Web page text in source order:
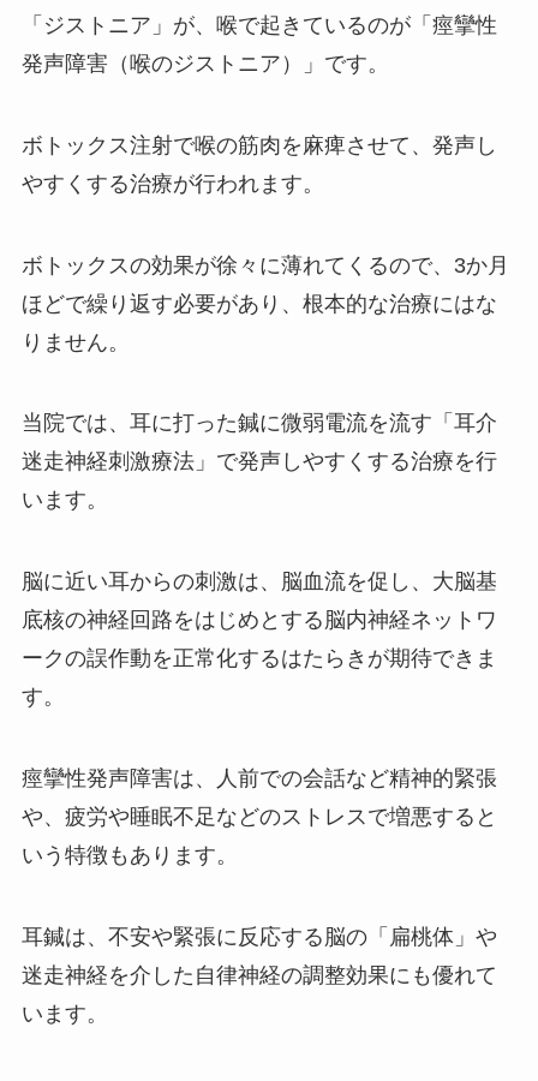
「ジストニア」が、喉で起きているのが「痙攣性
発声障害（喉のジストニア）」です。
ボトックス注射で喉の筋肉を麻痺させて、発声し
やすくする治療が行われます。
ボトックスの効果が徐々に薄れてくるので、3か月
ほどで繰り返す必要があり、根本的な治療にはな
りません。
当院では、耳に打った鍼に微弱電流を流す「耳介
迷走神経刺激療法」で発声しやすくする治療を行
います。
脳に近い耳からの刺激は、脳血流を促し、大脳基
底核の神経回路をはじめとする脳内神経ネットワ
ークの誤作動を正常化するはたらきが期待できま
す。
痙攣性発声障害は、人前での会話など精神的緊張
や、疲労や睡眠不足などのストレスで増悪すると
いう特徴もあります。
耳鍼は、不安や緊張に反応する脳の「扁桃体」や
迷走神経を介した自律神経の調整効果にも優れて
います。